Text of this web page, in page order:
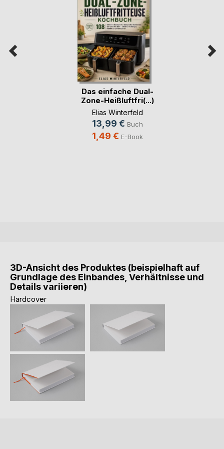
Das einfache Dual-
Zone-Heißluftfri(...)
Elias Winterfeld
13,99 € Buch
1,49 € E-Book
3D-Ansicht des Produktes (beispielhaft auf
Grundlage des Einbandes, Verhältnisse und
Details variieren)
Hardcover